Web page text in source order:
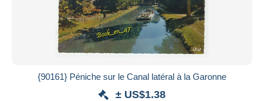
{90161} Péniche sur le Canal latéral à la Garonne
± US$1.38